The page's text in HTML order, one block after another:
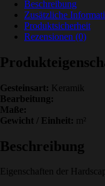
Beschreibung
Zusätzliche
Produktsicherheit
Rezensionen (0)
Gesteinsart: Keramik
Bearbeitung:
Maße:
Gewicht / Einheit: m²
Beschreibung
Eigenschaften der